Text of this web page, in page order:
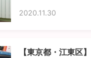
2020.11.30
【東京都・江東区